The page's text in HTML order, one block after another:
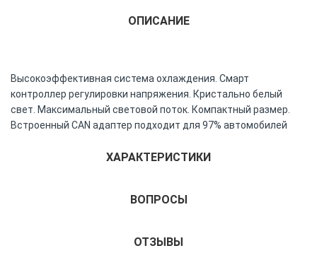
ОПИСАНИЕ
Высокоэффективная система охлаждения. Смарт
контроллер регулировки напряжения. Кристально белый
свет. Максимальный световой поток. Компактный размер.
Встроенный CAN адаптер подходит для 97% автомобилей
ХАРАКТЕРИСТИКИ
ВОПРОСЫ
ОТЗЫВЫ